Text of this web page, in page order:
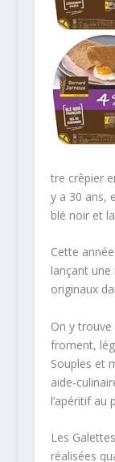
tre crêpier
y a 30 ans,
blé noir et
Cette
lançant
originaux
On y trouve
froment,
Souples et
aide-
l’apéritif au
Les
réalisées